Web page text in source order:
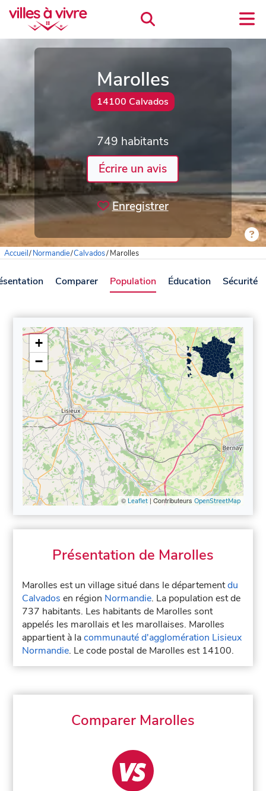
Marolles
14100 Calvados
749 habitants
Écrire un avis
Enregistrer
Accueil/Normandie/Calvados/Marolles
Comparer Population Éducation Sécurité
+
−
© Leaflet| Contributeurs OpenStreetMap
Présentation de Marolles
Marolles est un village situé dans le départementdu
Calvados en région Normandie. La population est de
737 habitants. Les habitants de Marolles sont
appelés les marollais et les marollaises. Marolles
appartient à lacommunauté d'agglomération Lisieux
Normandie. Le code postal de Marolles est 14100.
Comparer Marolles